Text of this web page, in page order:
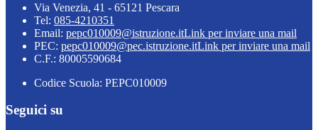
Via Venezia, 41 - 65121 Pescara
Tel: 085-4210351
Email: pepc010009@istruzione.itLink per inviare una mail
PEC: pepc010009@pec.istruzione.itLink per inviare una mail
C.F.: 80005590684
Codice Scuola: PEPC010009
Seguici su